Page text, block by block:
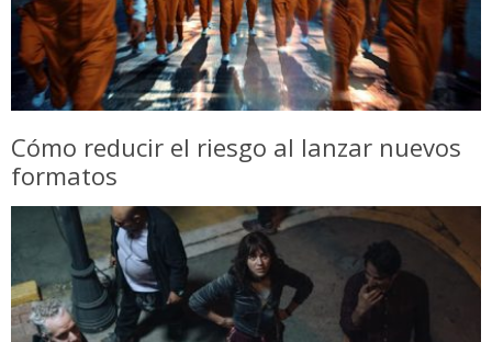
Cómo reducir el riesgo al lanzar nuevos
formatos